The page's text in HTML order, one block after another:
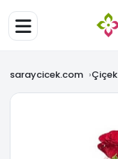
saraycicek.com Çiçek